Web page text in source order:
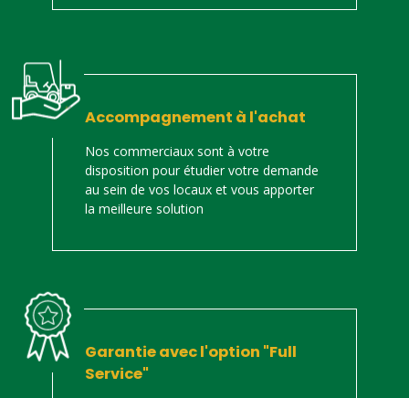
Accompagnement à l'achat
Nos commerciaux sont à votre
disposition pour étudier votre demande
au sein de vos locaux et vous apporter
la meilleure solution
Garantie avec l'option "Full
Service"